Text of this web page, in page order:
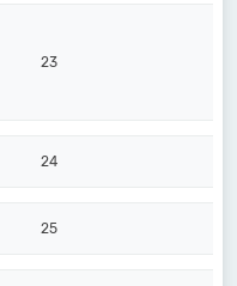
23
24
25